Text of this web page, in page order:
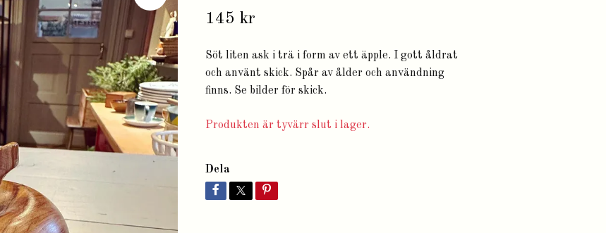
145 kr
Söt liten ask i trä i form av ett äpple. I gott åldrat
och använt skick. Spår av ålder och användning
finns. Se bilder för skick.
Produkten är tyvärr slut i lager.
Dela